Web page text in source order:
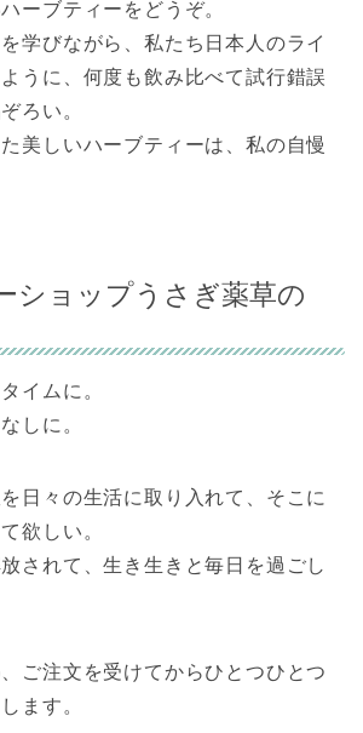
ーブティーをどうぞ。
学びながら、私たち日本人のライ
うに、何度も飲み比べて試行錯誤
ろい。
美しいハーブティーは、私の自慢
ショップうさぎ薬草の
イムに。
しに。
日々の生活に取り入れて、そこに
欲しい。
されて、生き生きと毎日を過ごし
ご注文を受けてからひとつひとつ
ます。